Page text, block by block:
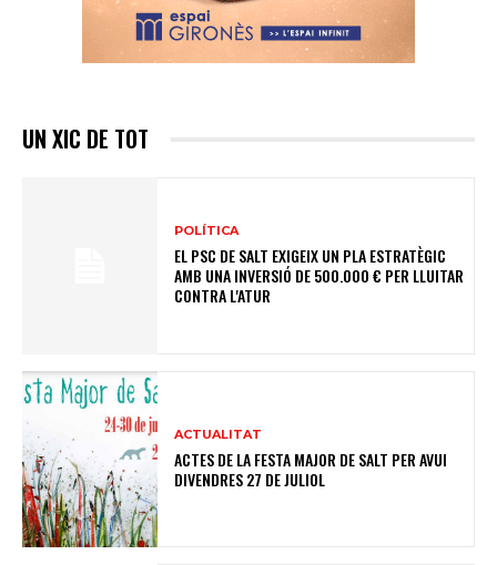
UN XIC DE TOT
POLÍTICA
EL PSC DE SALT EXIGEIX UN PLA ESTRATÈGIC
AMB UNA INVERSIÓ DE 500.000 € PER LLUITAR
CONTRA L'ATUR
ACTUALITAT
ACTES DE LA FESTA MAJOR DE SALT PER AVUI
DIVENDRES 27 DE JULIOL